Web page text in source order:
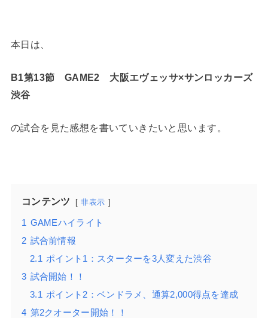
本日は、
B1第13節 GAME2 大阪エヴェッサ×サンロッカーズ
渋谷
の試合を見た感想を書いていきたいと思います。
コンテンツ 非表示
1 GAMEハイライト
2 試合前情報
2.1 ポイント1：スターターを3人変えた渋谷
3 試合開始！！
3.1 ポイント2：ベンドラメ、通算2,000得点を達成
4 第2クオーター開始！！